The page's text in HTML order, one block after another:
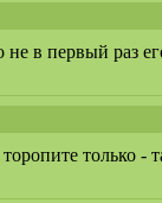
в первый раз
только -